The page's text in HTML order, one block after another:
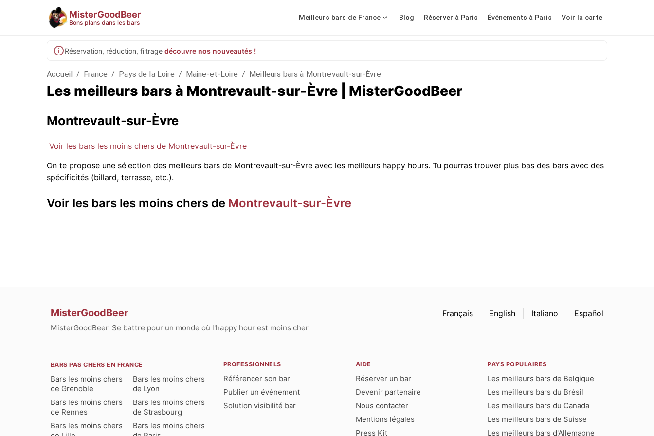
MisterGoodBeer
Bons plans dans les bars
Meilleurs bars de France Blog Réserver à Paris Événements à Paris Voir la carte
Réservation, réduction, filtrage découvre nos nouveautés !
Accueil / France / Pays de la Loire / Maine-et-Loire / Meilleurs bars à Montrevault-sur-Èvre
Les meilleurs bars à Montrevault-sur-Èvre | MisterGoodBeer
Montrevault-sur-Èvre
Voir les bars les moins chers de Montrevault-sur-Èvre
On te propose une sélection des meilleurs bars de Montrevault-sur-Èvre avec les meilleurs happy hours. Tu pourras trouver plus bas des bars avec des
spécificités (billard, terrasse, etc.).
Voir les bars les moins chers de Montrevault-sur-Èvre
MisterGoodBeer
MisterGoodBeer. Se battre pour un monde où l'happy hour est moins cher
Français English Italiano Español
BARS PAS CHERS EN FRANCE
Bars les moins chers
de Grenoble
Bars les moins chers
de Lyon
Bars les moins chers
de Rennes
Bars les moins chers
de Strasbourg
Bars les moins chers
Bars les moins chers
PROFESSIONNELS
Référencer son bar
Publier un événement
Solution visibilité bar
AIDE
Réserver un bar
Devenir partenaire
Nous contacter
Mentions légales
Press Kit
PAYS POPULAIRES
Les meilleurs bars de Belgique
Les meilleurs bars du Brésil
Les meilleurs bars du Canada
Les meilleurs bars de Suisse
Les meilleurs bars d'Allemagne